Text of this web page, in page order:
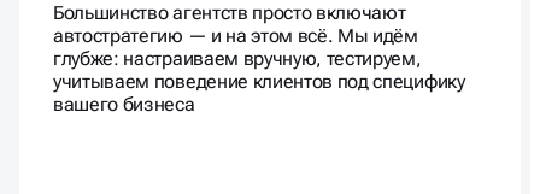
Большинство агентств просто включают
автостратегию — и на этом всё. Мы идём
глубже: настраиваем вручную, тестируем,
учитываем поведение клиентов под специфику
вашего бизнеса